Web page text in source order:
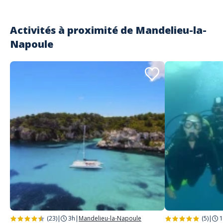
Activités à proximité de Mandelieu-la-
Napoule
(23)| 3h | Mandelieu-la-Napoule (5)|